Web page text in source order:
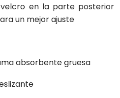
en la parte posterior
un mejor ajuste
absorbente gruesa